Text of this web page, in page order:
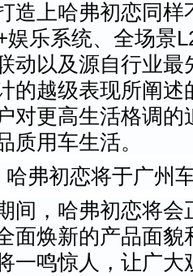
造上哈弗初恋同
乐系统、全场景
动以及源自行业
的越级表现所阐
对更高生活格调
质用车生活。
间，哈弗初恋将
面焕新的产品面
一鸣惊人，让广